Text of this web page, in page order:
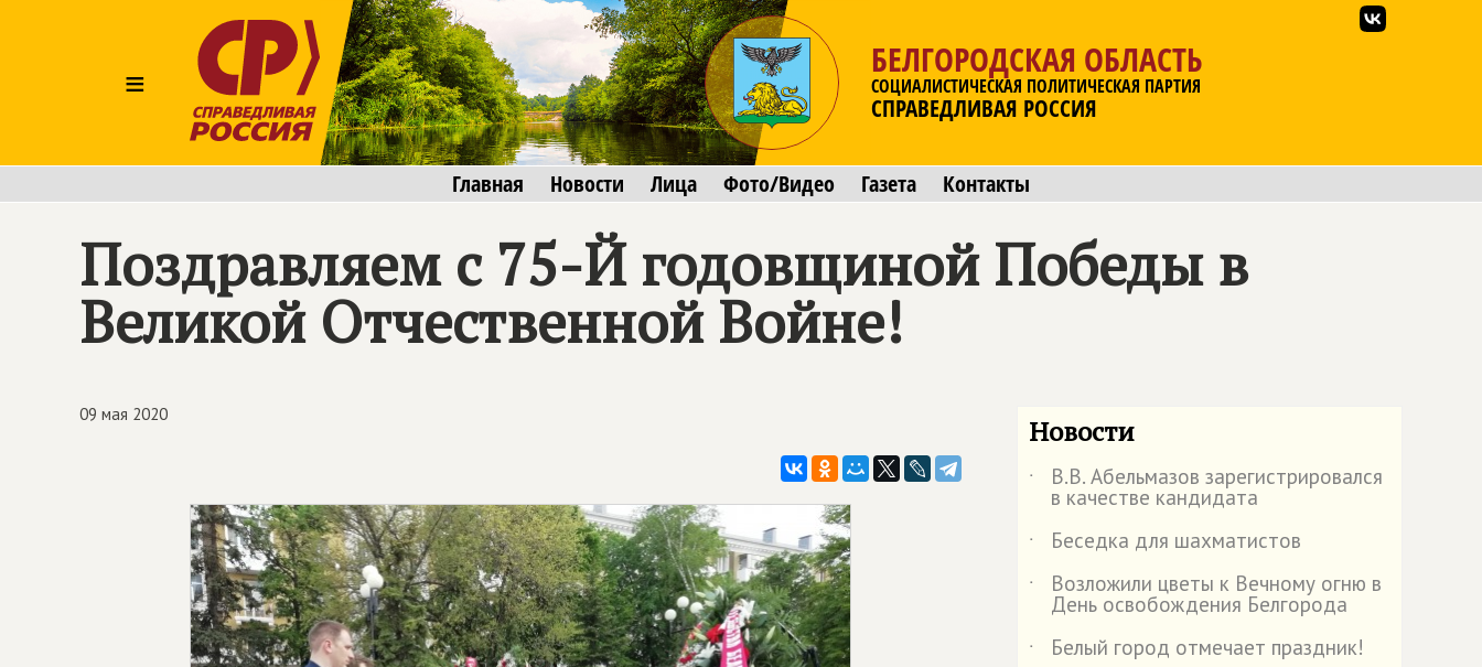
≡
БЕЛГОРОДСКАЯ ОБЛАСТЬ
СОЦИАЛИСТИЧЕСКАЯ ПОЛИТИЧЕСКАЯ ПАРТИЯ
СПРАВЕДЛИВАЯ РОССИЯ
Главная Новости Лица Фото/Видео Газета Контакты
Поздравляем с 75-Й годовщиной Победы в
Великой Отчественной Войне!
09 мая 2020 Новости
˙ В.В. Абельмазов зарегистрировался
в качестве кандидата
˙
Беседка для шахматистов
˙
Возложили цветы к Вечному огню в
День освобождения Белгорода
˙
Белый город отмечает праздник!